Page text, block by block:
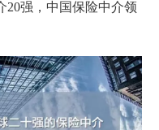
20强，中国保险中介领